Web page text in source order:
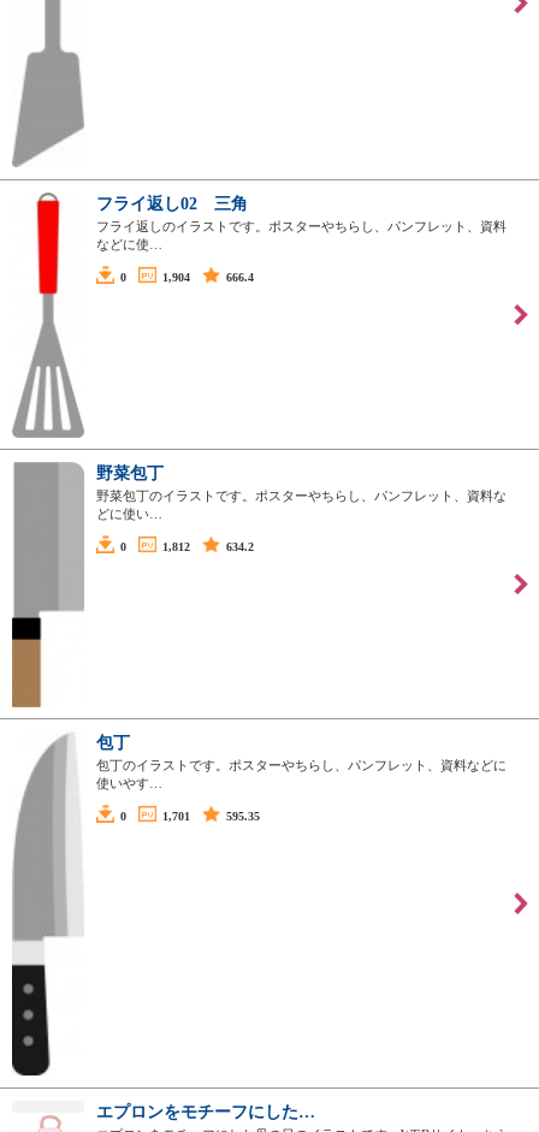
フライ返し02 三角
フライ返しのイラストです。ポスターやちらし、パンフレット、資料
などに使…
0 1,904 666.4
野菜包丁
野菜包丁のイラストです。ポスターやちらし、パンフレット、資料な
どに使い…
0 1,812 634.2
包丁
包丁のイラストです。ポスターやちらし、パンフレット、資料などに
使いやす…
0 1,701 595.35
エプロンをモチーフにした…